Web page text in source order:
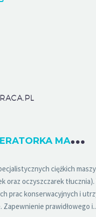
O
PERATOR / OPERATORKA MASZYN TOROWYCH
ciężkich
oraz oczyszczarek
prac konserwacyjnych i
prawidłowego